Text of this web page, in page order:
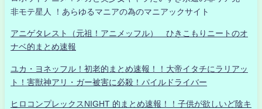
非モテ星人 ！あらゆるマニアの為のマニアックサイト
アニゲタレスト（元祖！アニメッフル） ひきこもりニートのオ
ナベ的まとめ速報
ユカ・ヨネッフル！初老的まとめ速報！！大帝イタチにラリアッ
ト！害獣神アリ・ガー被害に必殺！パイルドライバー
ヒロコンプレックスNIGHT 的まとめ速報！！子供が欲しいど陰キ